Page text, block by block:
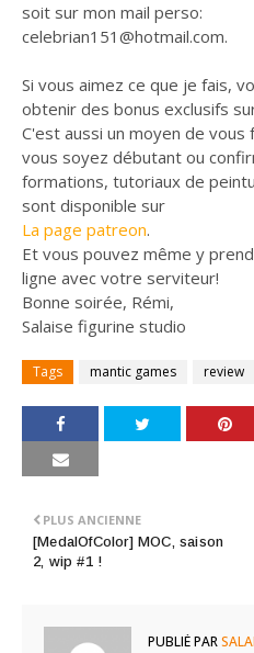
soit sur mon mail perso:
celebrian151@hotmail.com.
Si vous aimez ce que je fais,
obtenir des bonus exclusifs
C'est aussi un moyen de
vous soyez débutant ou
formations, tutoriaux de
sont disponible sur
La page patreon.
Et vous pouvez même y
ligne avec votre serviteur!
Bonne soirée, Rémi,
Salaise figurine studio
Tags mantic games review
PLUS ANCIENNE
[MedalOfColor] MOC, saison
2, wip #1 !
PUBLIÉ PAR